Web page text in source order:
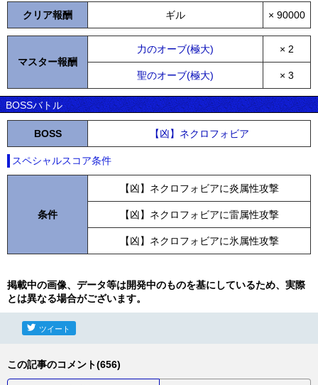
クリア報酬 ギル × 90000
マスター報酬
力のオーブ(極大) × 2
聖のオーブ(極大) × 3
BOSSバトル
BOSS 【凶】ネクロフォビア
スペシャルスコア条件
条件
【凶】ネクロフォビアに炎属性攻撃
【凶】ネクロフォビアに雷属性攻撃
【凶】ネクロフォビアに氷属性攻撃
掲載中の画像、データ等は開発中のものを基にしているため、実際
とは異なる場合がございます。
ツイート
この記事のコメント(656)